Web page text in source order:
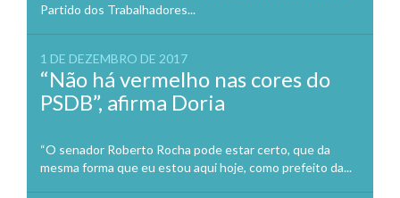
Partido dos Trabalhadores...
1 DE DEZEMBRO DE 2017
“Não há vermelho nas cores do
PSDB”, afirma Doria
“O senador Roberto Rocha pode estar certo, que da
mesma forma que eu estou aqui hoje, como prefeito da...